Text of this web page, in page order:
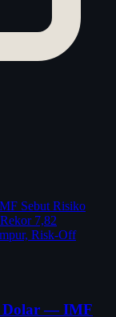
Sebut Risiko
7,82
Risk-Off
Dolar — IMF